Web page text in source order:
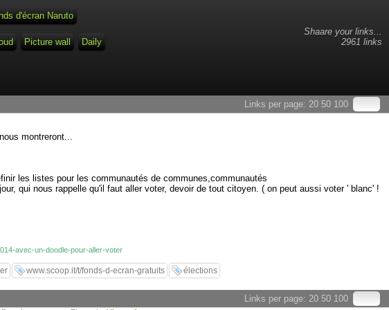
d'écran Naruto
Shaare your links...
2961 links
Picture wall Daily
Links per page: 20 50 100
montreront...
les listes pour les communautés de communes,communautés
qui nous rappelle qu'il faut aller voter, devoir de tout citoyen. ( on peut aussi voter ' blanc' !
avec-un-doodle-pour-aller-voter
www.scoop.it/t/fonds-d-ecran-gratuits élections
Links per page: 20 50 100